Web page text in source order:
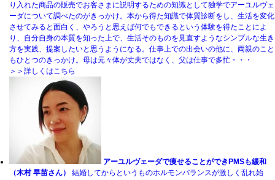
り入れた商品の販売でお客さまに説明するための知識として独学でアーユルヴェ
ーダについて調べたのがきっかけ。本から得た知識で体質診断をし、生活を変化
させてみると面白く、やろうと思えば何でもできるという体験を得たことによ
り、自分自身の本質を知った上で、生活そのものを見直すようなシンプルな生き
方を実践、提案したいと思うようになる。仕事上での出会いの他に、両親のこと
もひとつのきっかけ。母は元々体が丈夫ではなく、父は仕事で多忙・・・
＞＞詳しくはこちら
アーユルヴェーダで痩せることができPMSも緩和
（木村 早苗さん）
結婚してからというものホルモンバランスが激しく乱れ始